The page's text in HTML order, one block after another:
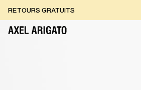
RETOURS GRATUITS
LIVRAISON EXPRESS GRATUITE